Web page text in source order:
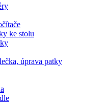
ke stolu
úprava patky